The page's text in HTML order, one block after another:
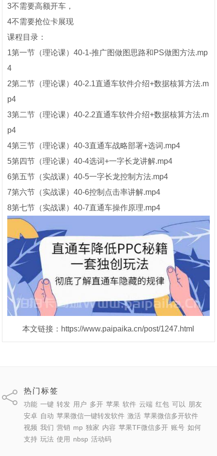
3不需要高额开车，
4不需要抢位卡展现
课程目录：
1第一节（理论课）40-1-推广图做图思路和PS做图方法.mp
4
2第二节（理论课）40-2.1直通车软件介绍+数据核算方法.m
p4
3第二节（理论课）40-2.2直通车软件介绍+数据核算方法.m
p4
4第三节（理论课）40-3直通车战略部署+选词.mp4
5第四节（理论课）40-4选词+一字长龙讲解.mp4
6第五节（实战课）40-5一字长龙控制方法.mp4
7第六节（实战课）40-6控制点击率讲解.mp4
8第七节（实战课）40-7直通车操作原理.mp4
本文链接：https://www.paipaika.cn/post/1247.html
热门标签
功能 一键 转发 用户 多开 苹果 软件 云端 红包 可以
朋友
安卓 自动 苹果微信一键转发软件 激活 苹果微信多开软件
视频 我们 营销 mp 独家 内容 苹果TF微信多开 账号 如何
支持 玩法 使用 nbsp 活动码